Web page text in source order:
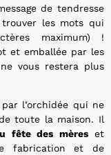
de tendresse
les mots qui
maximum) !
et emballée par les
vous restera plus
l’orchidée qui ne
toute la maison. Il
fête des mèreset
fabrication et de